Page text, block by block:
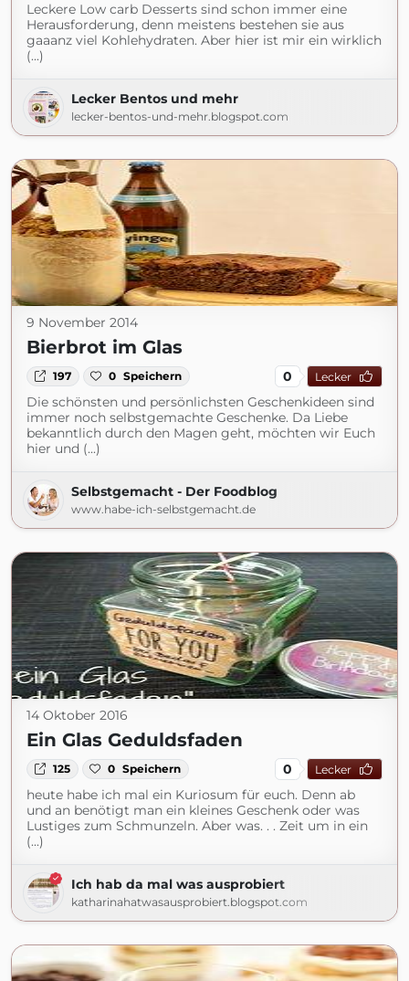
Leckere Low carb Desserts sind schon immer eine
Herausforderung, denn meistens bestehen sie aus
gaaanz viel Kohlehydraten. Aber hier ist mir ein wirklich
(...)
Lecker Bentos und mehr
lecker-bentos-und-mehr.blogspot.com
9 November 2014
Bierbrot im Glas
197 0 Speichern 0 Lecker
Die schönsten und persönlichsten Geschenkideen sind
immer noch selbstgemachte Geschenke. Da Liebe
bekanntlich durch den Magen geht, möchten wir Euch
hier und (...)
Selbstgemacht - Der Foodblog
www.habe-ich-selbstgemacht.de
14 Oktober 2016
Ein Glas Geduldsfaden
125 0 Speichern 0 Lecker
heute habe ich mal ein Kuriosum für euch. Denn ab
und an benötigt man ein kleines Geschenk oder was
Lustiges zum Schmunzeln. Aber was. . . Zeit um in ein
(...)
Ich hab da mal was ausprobiert
katharinahatwasausprobiert.blogspot.com